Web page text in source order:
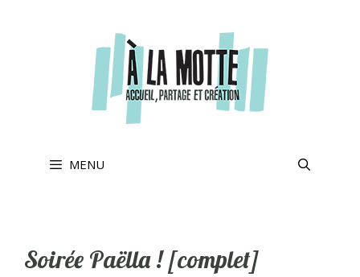
MENU
Soirée Paëlla ! [complet]